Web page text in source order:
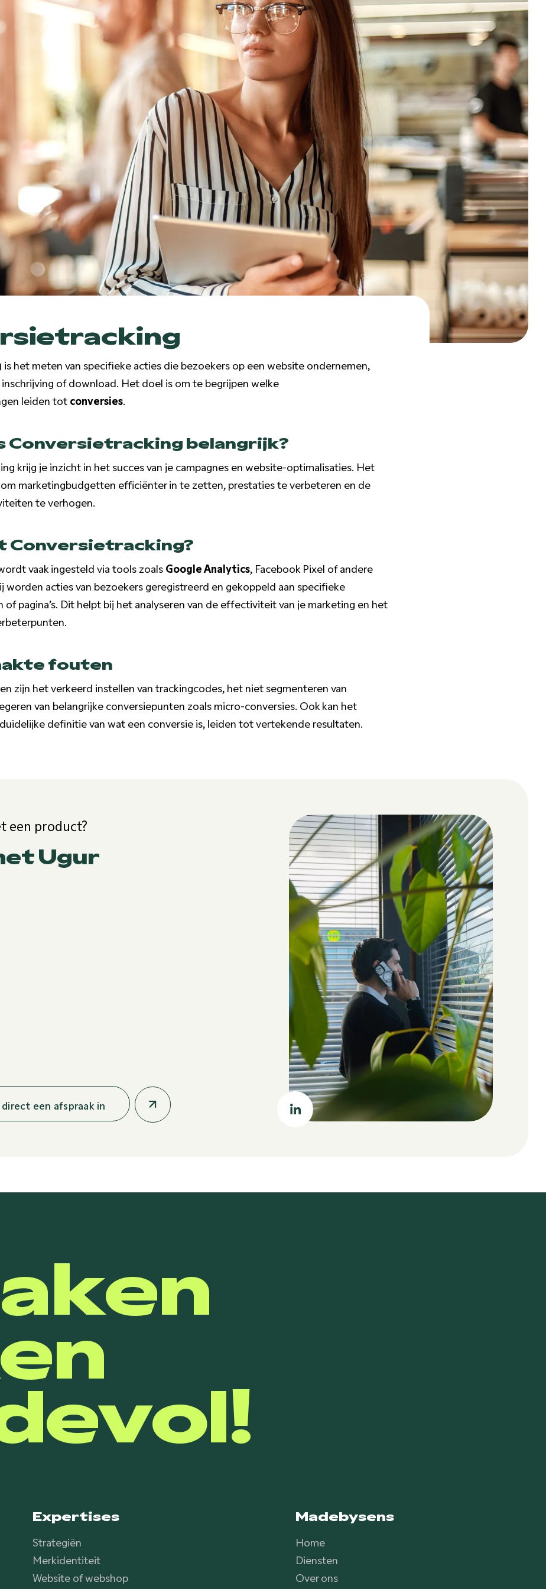
is het meten van specifieke acties die bezoekers op een website ondernemen,
inschrijving of download. Het doel is om te begrijpen welke
leiden totconversies.
Conversietracking belangrijk?
krijg je inzicht in het succes van je campagnes en website-optimalisaties. Het
marketingbudgetten efficiënter in te zetten, prestaties te verbeteren en de
te verhogen.
Conversietracking?
vaak ingesteld via tools zoalsGoogle Analytics, Facebook Pixel of andere
worden acties van bezoekers geregistreerd en gekoppeld aan specifieke
of pagina’s. Dit helpt bij het analyseren van de effectiviteit van je marketing en het
fouten
zijn het verkeerd instellen van trackingcodes, het niet segmenteren van
van belangrijke conversiepunten zoals micro-conversies. Ook kan het
definitie van wat een conversie is, leiden tot vertekende resultaten.
een product?
Ugur
direct een afspraak in
Expertises
Strategiën
Merkidentiteit
Website of webshop
Madebysens
Home
Diensten
Over ons